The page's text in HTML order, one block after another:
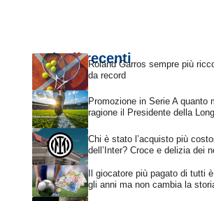
Articoli recentiRoland Garros sempre più
da record
Promozione in Serie A quanto
ragione il Presidente della
Chi è stato l’acquisto più
dell’Inter? Croce e delizia dei
Il giocatore più pagato di tutti
gli anni ma non cambia la